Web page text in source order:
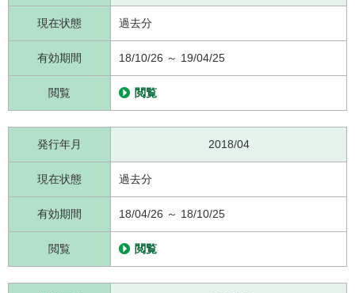
現在状態 過去分
有効期間 18/10/26 ～ 19/04/25
閲覧 閲覧
発行年月 2018/04
現在状態 過去分
有効期間 18/04/26 ～ 18/10/25
閲覧 閲覧